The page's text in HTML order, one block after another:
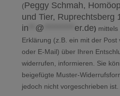
(Peggy Schmah,
und Tier, Ruprechtsberg
in
@ er.de)
Erklärung (z.B. ein mit der Post
oder E-Mail) über Ihren
widerrufen, informieren. Sie
beigefügte Muster-
jedoch nicht vorgeschrieben ist.